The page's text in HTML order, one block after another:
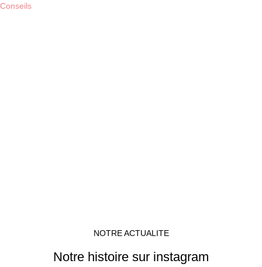
Conseils
NOTRE ACTUALITE
Notre histoire sur instagram